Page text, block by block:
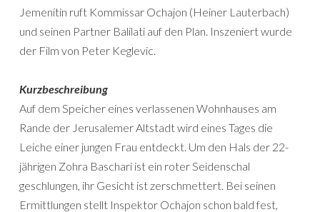
Jemenitin ruft Kommissar Ochajon (Heiner Lauterbach)
und seinen Partner Balilati auf den Plan. Inszeniert wurde
der Film von Peter Keglevic.
Kurzbeschreibung
Auf dem Speicher eines verlassenen Wohnhauses am
Rande der Jerusalemer Altstadt wird eines Tages die
Leiche einer jungen Frau entdeckt. Um den Hals der 22-
jährigen Zohra Baschari ist ein roter Seidenschal
geschlungen, ihr Gesicht ist zerschmettert. Bei seinen
Ermittlungen stellt Inspektor Ochajon schon bald fest,